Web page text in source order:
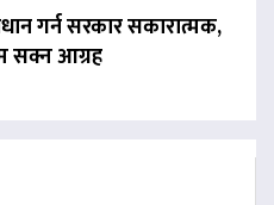
गर्न सरकार सकारात्मक,
सक्न आग्रह